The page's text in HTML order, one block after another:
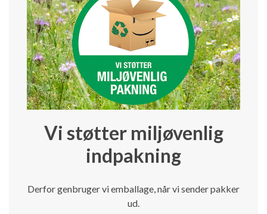
Vi støtter miljøvenlig
indpakning
Derfor genbruger vi emballage, når vi sender pakker
ud.